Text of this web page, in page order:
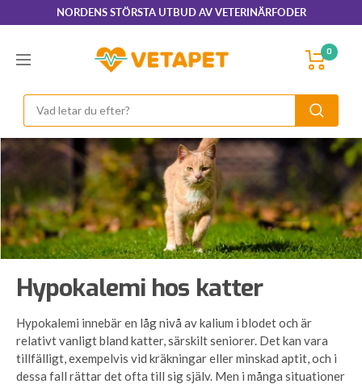
till
NORDENS STÖRSTA UTBUD AV VETERINÄRFODER
Navigering
VetaPet.com 0
Hypokalemi hos katter
Hypokalemi innebär en låg nivå av kalium i blodet och är
relativt vanligt bland katter, särskilt seniorer. Det kan vara
tillfälligt, exempelvis vid kräkningar eller minskad aptit, och i
dessa fall rättar det ofta till sig själv. Men i många situationer